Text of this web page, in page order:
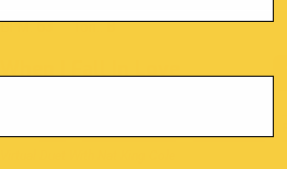
BPM:63 Ton.:B